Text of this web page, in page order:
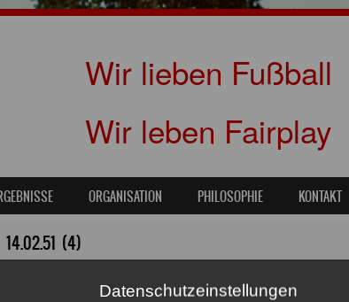
Wir lieben Fußball
Wir leben Fairplay
ORGANISATION PHILOSOPHIE KONTAKT
14.02.51 (4)
Abwehrbollwerk hält auch gegen Eintracht Norderstedt!
Datenschutzeinstellungen